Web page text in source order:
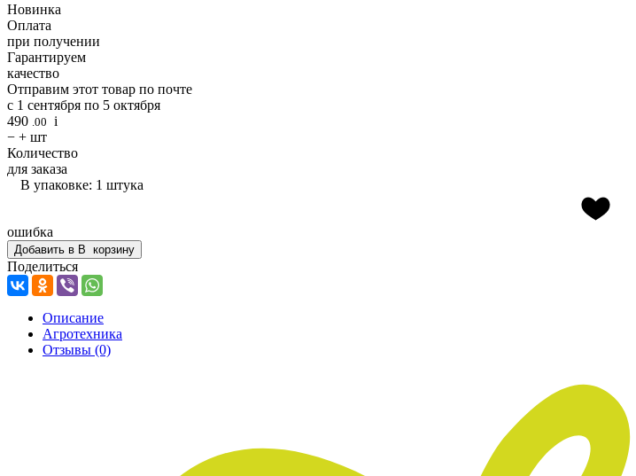
Новинка
Оплата
при получении
Гарантируем
качество
Отправим этот товар по почте
с 1 сентября по 5 октября
490 .00 i
− + шт
Количество
для заказа
В упаковке: 1 штука
ошибка
Добавить в В корзину
Поделиться
Описание
Агротехника
Отзывы (0)